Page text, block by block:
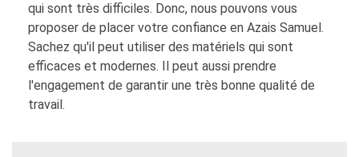
qui sont très difficiles. Donc, nous pouvons vous
proposer de placer votre confiance en Azais Samuel.
Sachez qu'il peut utiliser des matériels qui sont
efficaces et modernes. Il peut aussi prendre
l'engagement de garantir une très bonne qualité de
travail.